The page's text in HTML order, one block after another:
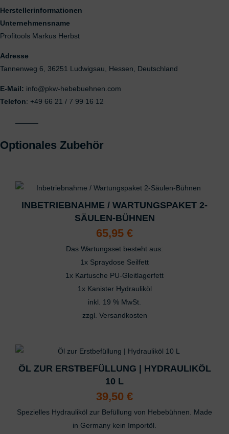
Herstellerinformationen
Unternehmensname
Profitools Markus Herbst
Adresse
Tannenweg 6, 36251 Ludwigsau, Hessen, Deutschland
E-Mail: info@pkw-hebebuehnen.com
Telefon: +49 66 21 / 7 99 16 12
Optionales Zubehör
INBETRIEBNAHME / WARTUNGSPAKET 2-
SÄULEN-BÜHNEN
65,95 €
Das Wartungsset besteht aus:
1x Spraydose Seilfett
1x Kartusche PU-Gleitlagerfett
1x Kanister Hydrauliköl
inkl. 19 % MwSt.
zzgl. Versandkosten
ÖL ZUR ERSTBEFÜLLUNG | HYDRAULIKÖL
10 L
39,50 €
Spezielles Hydrauliköl zur Befüllung von Hebebühnen. Made
in Germany kein Importöl.